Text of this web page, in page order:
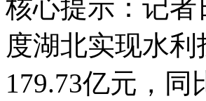
核心提示：记
度湖北实现水
179.73亿元，同